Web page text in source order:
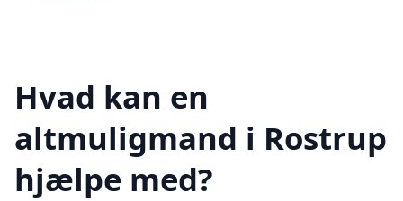
Hvad kan en
altmuligmand i Rostrup
hjælpe med?